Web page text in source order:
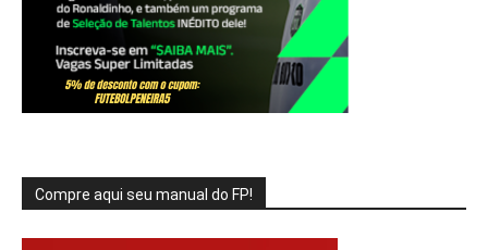
Compre aqui seu manual do FP!